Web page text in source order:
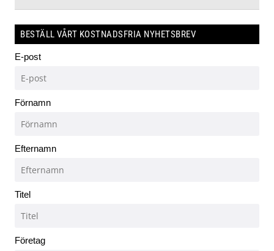
BESTÄLL VÅRT KOSTNADSFRIA NYHETSBREV
E-post
Förnamn
Efternamn
Titel
Företag